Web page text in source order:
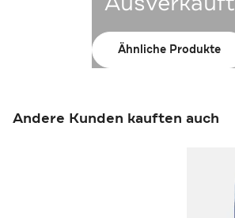
Ähnliche Produkte
Andere Kunden kauften auch